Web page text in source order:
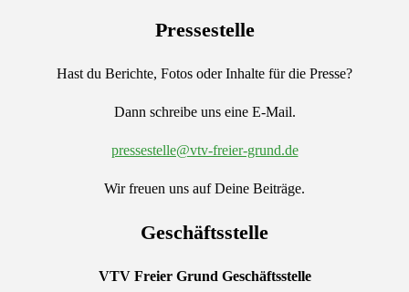
Pressestelle
Hast du Berichte, Fotos oder Inhalte für die Presse?
Dann schreibe uns eine E-Mail.
pressestelle@vtv-freier-grund.de
Wir freuen uns auf Deine Beiträge.
Geschäftsstelle
VTV Freier Grund Geschäftsstelle